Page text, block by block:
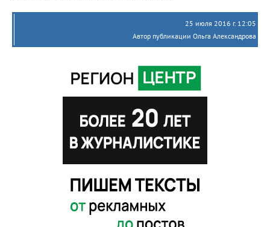
25 июля 2016 г. 12:05
Автор публикации Ольга Александрова